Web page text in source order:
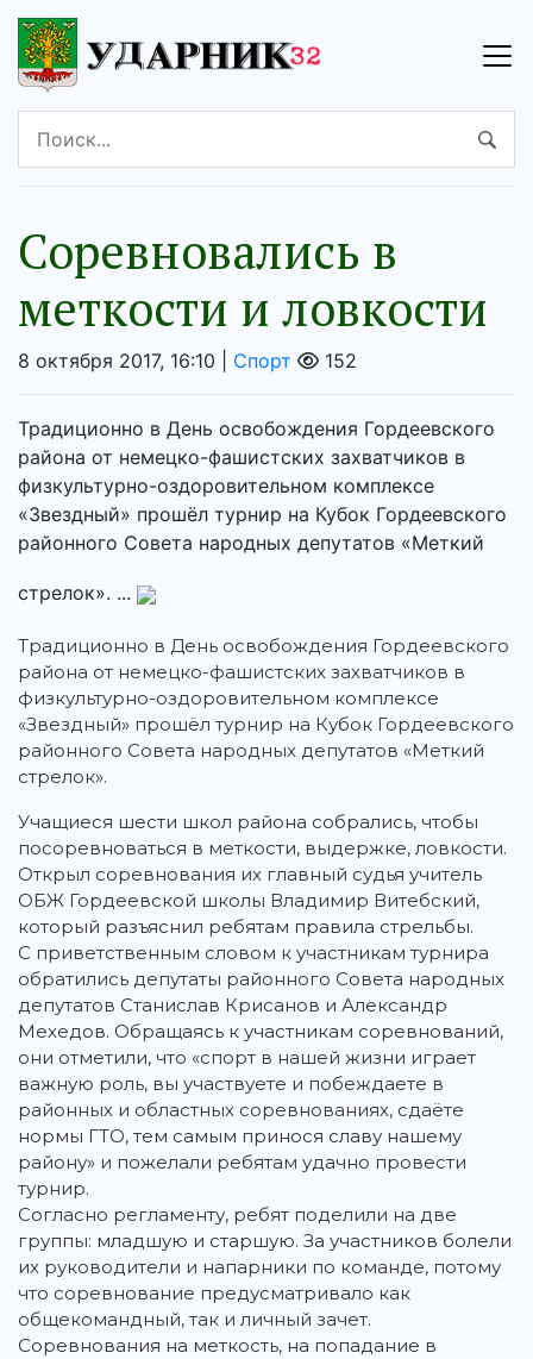
Соревновались в
меткости и ловкости
8 октября 2017, 16:10 | Спорт 152
Традиционно в День освобождения Гордеевского
района от немецко-фашистских захватчиков в
физкультурно-оздоровительном комплексе
«Звездный» прошёл турнир на Кубок Гордеевского
районного Совета народных депутатов «Меткий
стрелок». ...
Традиционно в День освобождения Гордеевского
района от немецко-фашистских захватчиков в
физкультурно-оздоровительном комплексе
«Звездный» прошёл турнир на Кубок Гордеевского
районного Совета народных депутатов «Меткий
стрелок».
Учащиеся шести школ района собрались, чтобы
посоревноваться в меткости, выдержке, ловкости.
Открыл соревнования их главный судья учитель
ОБЖ Гордеевской школы Владимир Витебский,
который разъяснил ребятам правила стрельбы.
С приветственным словом к участникам турнира
обратились депутаты районного Совета народных
депутатов Станислав Крисанов и Александр
Мехедов. Обращаясь к участникам соревнований,
они отметили, что «спорт в нашей жизни играет
важную роль, вы участвуете и побеждаете в
районных и областных соревнованиях, сдаёте
нормы ГТО, тем самым принося славу нашему
району» и пожелали ребятам удачно провести
турнир.
Согласно регламенту, ребят поделили на две
группы: младшую и старшую. За участников болели
их руководители и напарники по команде, потому
что соревнование предусматривало как
общекомандный, так и личный зачет.
Соревнования на меткость, на попадание в